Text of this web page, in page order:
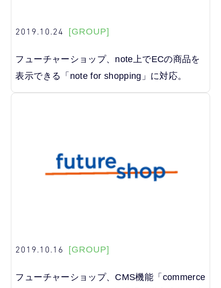
2019.10.24 [GROUP]
フューチャーショップ、note上でECの商品を
表示できる「note for shopping」に対応。
2019.10.16 [GROUP]
フューチャーショップ、CMS機能「commerce